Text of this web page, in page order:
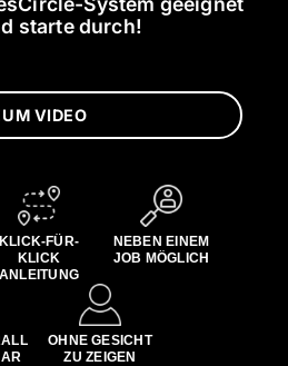
starte durch!
VIDEO
KLICK-FÜR-
KLICK
ANLEITUNG
NEBEN EINEM
JOB MÖGLICH
OHNE GESICHT
ZU ZEIGEN